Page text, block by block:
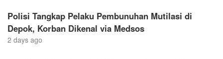
Polisi Tangkap Pelaku Pembunuhan Mutilasi di
Depok, Korban Dikenal via Medsos
2 days ago